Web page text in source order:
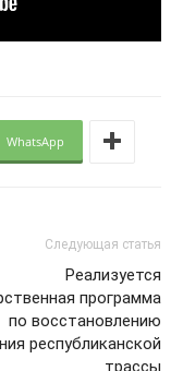
WhatsApp
Следующая статья
Реализуется
программа
по восстановлению
республиканской
трассы